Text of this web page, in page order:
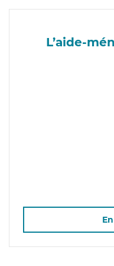
L’aide-